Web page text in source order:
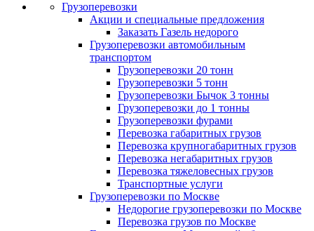
Грузоперевозки
Акции и специальные предложения
Заказать Газель недорого
Грузоперевозки автомобильным
транспортом
Грузоперевозки 20 тонн
Грузоперевозки 5 тонн
Грузоперевозки Бычок 3 тонны
Грузоперевозки до 1 тонны
Грузоперевозки фурами
Перевозка габаритных грузов
Перевозка крупногабаритных грузов
Перевозка негабаритных грузов
Перевозка тяжеловесных грузов
Транспортные услуги
Грузоперевозки по Москве
Недорогие грузоперевозки по Москве
Перевозка грузов по Москве